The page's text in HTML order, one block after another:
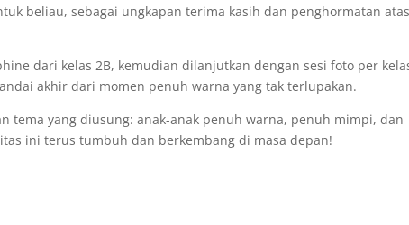
beliau, sebagai ungkapan terima kasih dan penghormatan atas
dari kelas 2B, kemudian dilanjutkan dengan sesi foto per
akhir dari momen penuh warna yang tak terlupakan.
tema yang diusung: anak-anak penuh warna, penuh mimpi, dan
ini terus tumbuh dan berkembang di masa depan!